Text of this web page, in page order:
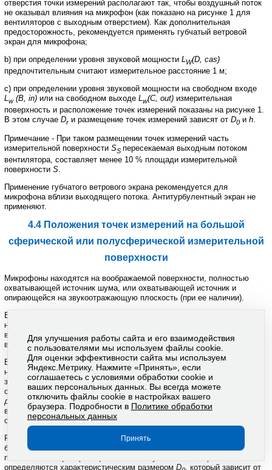
отверстия точки измерений располагают так, чтобы воздушный поток
не оказывал влияния на микрофон (как показано на рисунке 1 для
вентиляторов с выходным отверстием). Как дополнительная
предосторожность, рекомендуется применять губчатый ветровой
экран для микрофона;
b) при определении уровня звуковой мощности LW(D, cas)
предпочтительным считают измерительное расстояние 1 м;
c) при определении уровня звуковой мощности на свободном входе
L w (В in) или на свободном выходе L w(С, out) измерительная
поверхность и расположение точек измерений показаны на рисунке 1.
В этом случае Dr и размещение точек измерений зависят от D0 и h
Примечание - При таком размещении точек измерений часть
измерительной поверхности SS пересекаемая выходным потоком
вентилятора составляет менее 10 % площади измерительной
поверхности S
Применение губчатого ветрового экрана рекомендуется для
микрофона вблизи выходящего потока Антитурбулентный экран не
применяют.
4.4 Положения точек измерений на большой
сферической или полусферической измерительной
поверхности
Микрофоны находятся на воображаемой поверхности полностью
охватывающей источник шума или охватывающей источник и
опирающейся на звукоотражающую плоскость (при ее наличии).
Если
находится
вентилятора
окончания воздуховода вентиляторов
воздуховодами
Если
измерительная поверхность полусферическая,то ее центр
находится в центре проекции входа или выхода вентилятора
звукоотражающую плоскость для компоновок типов В и
соответственно.Для компоновки типа А вход(выход)вентилятора
должен находиться в центре полусферы.Для малых вентиляторов
воздуховодами центр полусферы находится в центре проекции
окончания воздуховода на звукоотражающую
Радиус
поверхности должен
большим
звукового
поля
определяются характеристическим размером D который зависит от
Для улучшения работы сайта и его взаимодействия
с пользователями мы используем файлы cookie.
Для оценки эффективности сайта мы используем
Яндекс.Метрику. Нажмите «Принять», если
соглашаетесь с условиями обработки cookie и
ваших персональных данных. Вы всегда можете
отключить файлы cookie в настройках вашего
браузера. Подробности в Политике обработки
персональных данных
Принять